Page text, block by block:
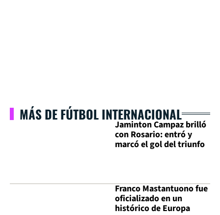
MÁS DE FÚTBOL INTERNACIONAL
Jaminton Campaz brilló
con Rosario: entró y
marcó el gol del triunfo
Franco Mastantuono fue
oficializado en un
histórico de Europa